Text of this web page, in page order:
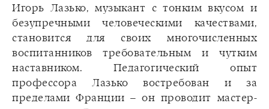
Игорь Лазько, музыкант с тонким вкусом и
безупречными человеческими качествами,
становится для своих многочисленных
воспитанников требовательным и чутким
наставником. Педагогический опыт
профессора Лазько востребован и за
пределами Франции – он проводит мастер-